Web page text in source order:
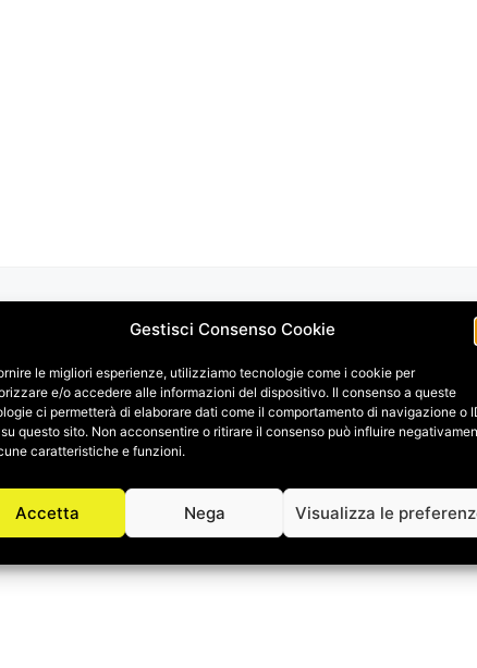
Gestisci Consenso Cookie
le migliori esperienze, utilizziamo tecnologie come i cookie per
e/o accedere alle informazioni del dispositivo. Il consenso a queste
ci permetterà di elaborare dati come il comportamento di navigazione o
questo sito. Non acconsentire o ritirare il consenso può influire
caratteristiche e funzioni.
Accetta Nega Visualizza le